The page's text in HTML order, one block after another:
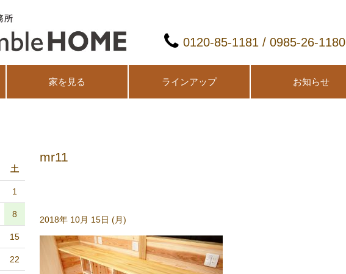
0120-85-1181 / 0985-26-1180
家を見る ラインアップ お知らせ
土
1
8
15
22
mr11
2018年 10月 15日 (月)